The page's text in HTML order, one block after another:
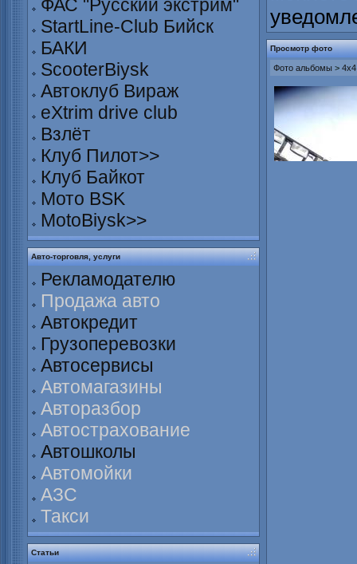
ФАС "Русский экстрим"
StartLine-Club Бийск
БАКИ
ScooterBiysk
Автоклуб Вираж
eXtrim drive club
Взлёт
Клуб Пилот>>
Клуб Байкот
Мото BSK
MotoBiysk>>
Авто-торговля, услуги
Рекламодателю
Продажа авто
Автокредит
Грузоперевозки
Автосервисы
Автомагазины
Авторазбор
Автострахование
Автошколы
Автомойки
АЗС
Такси
Статьи
Просмотр фото
Фото альбомы >